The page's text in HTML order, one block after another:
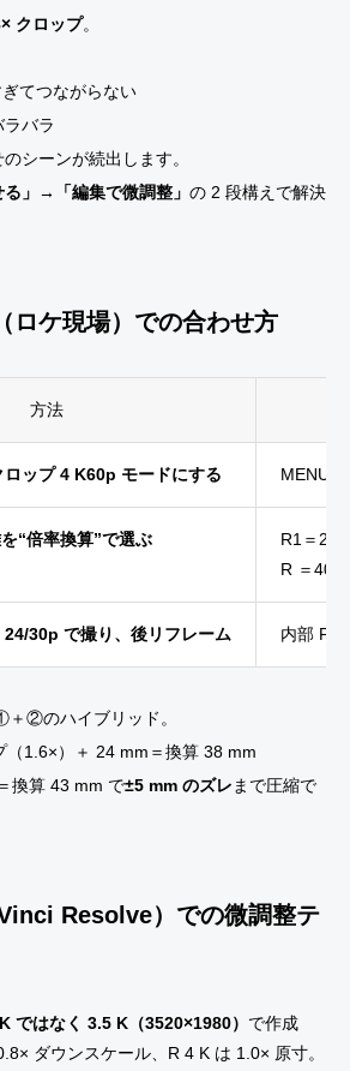
クロップ。
てつながらない
ラバラ
シーンが続出します。
る」→「編集で微調整」 の 2 段構えで解決
ロケ現場）での合わせ方
方法
ップ 4 K60p モードにする
“倍率換算”で選ぶ
R1＝24
R ＝40
30p で撮り、後リフレーム 内部
②のハイブリッド。
（1.6×）＋ 24 mm＝換算 38 mm
換算 43 mm で±5 mm のズレ まで圧縮で
Resolve）での微調整テ
ではなく 3.5 K（3520×1980） で作成
ダウンスケール、R 4 K は 1.0× 原寸。